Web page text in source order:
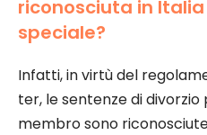
riconosciuta in
speciale?
Infatti, in virtù del
ter, le sentenze di
membro sono